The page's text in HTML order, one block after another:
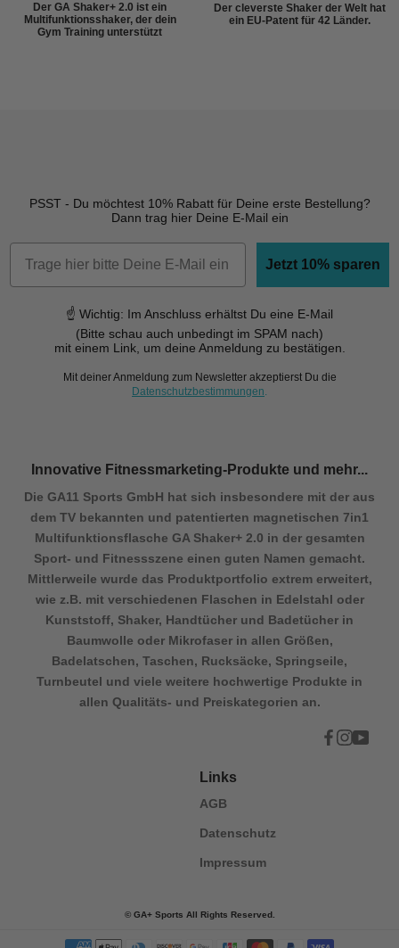
Der GA Shaker+ 2.0 ist ein
Multifunktionsshaker, der dein
Gym Training unterstützt
Der cleverste Shaker der Welt hat
ein EU-Patent für 42 Länder.
PSST - Du möchtest 10% Rabatt für Deine erste Bestellung?
Dann trag hier Deine E-Mail ein
Jetzt 10% sparen
☝ Wichtig: Im Anschluss erhältst Du eine E-Mail
(Bitte schau auch unbedingt im SPAM nach)
mit einem Link, um deine Anmeldung zu bestätigen.
Mit deiner Anmeldung zum Newsletter akzeptierst Du die
Datenschutzbestimmungen.
Innovative Fitnessmarketing-Produkte und mehr...
Die GA11 Sports GmbH hat sich insbesondere mit der aus
dem TV bekannten und patentierten magnetischen 7in1
Multifunktionsflasche GA Shaker+ 2.0 in der gesamten
Sport- und Fitnessszene einen guten Namen gemacht.
Mittlerweile wurde das Produktportfolio extrem erweitert,
wie z.B. mit verschiedenen Flaschen in Edelstahl oder
Kunststoff, Shaker, Handtücher und Badetücher in
Baumwolle oder Mikrofaser in allen Größen,
Badelatschen, Taschen, Rucksäcke, Springseile,
Turnbeutel und viele weitere hochwertige Produkte in
allen Qualitäts- und Preiskategorien an.
Links
AGB
Datenschutz
Impressum
© GA+ Sports All Rights Reserved.